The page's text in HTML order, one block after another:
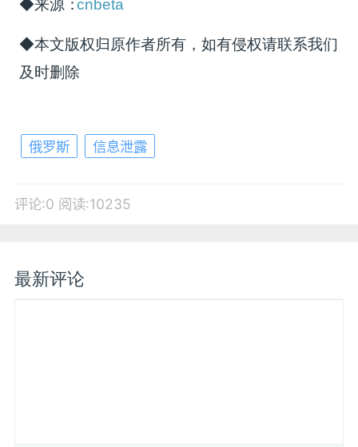
◆来源：cnbeta
◆本文版权归原作者所有，如有侵权请联系我们
及时删除
俄罗斯 信息泄露
评论:0 阅读:10235
最新评论